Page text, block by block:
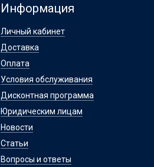
Информация
Личный кабинет
Доставка
Оплата
Условия обслуживания
Дисконтная программа
Юридическим лицам
Новости
Статьи
Вопросы и ответы